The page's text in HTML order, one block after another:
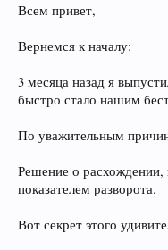
Всем привет,
Вернемся к началу:
3 месяца назад я
быстро стало нашим
По уважительным
Решение о расхождении,
показателем разворота.
Вот секрет этого